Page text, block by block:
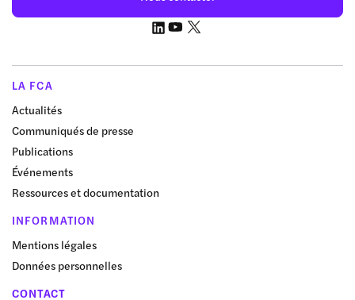
LA FCA
Actualités
Communiqués de presse
Publications
Événements
Ressources et documentation
INFORMATION
Mentions légales
Données personnelles
CONTACT